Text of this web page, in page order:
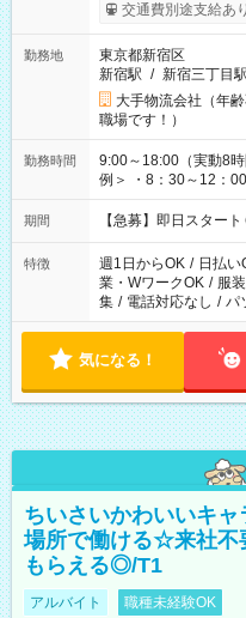
交通費別途支給あり
勤務地
東京都新宿区
新宿駅 / 新宿三丁目駅
大手物流会社（年
職場です！）
勤務時間
9:00～18:00（実動8時間） 希望の時間帯を選べます
例＞ ・8：30～12：
・13：00～22：00
期間 【急募】即日スター
特徴 週1日からOK / 日払い
業・WワークOK / 服
集 / 電話対応なし / パ
気になる！
ちいさいかわいいキ
場所で働ける☆来社不
もらえる◎/T1
アルバイト 職種未経験OK